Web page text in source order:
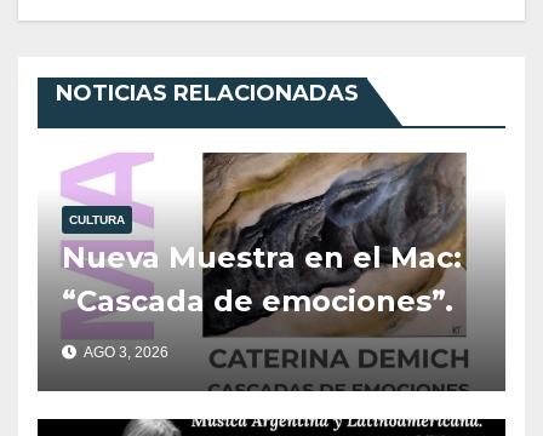
NOTICIAS RELACIONADAS
CULTURA
Nueva Muestra en el Mac:
“Cascada de emociones”.
AGO 3, 2026